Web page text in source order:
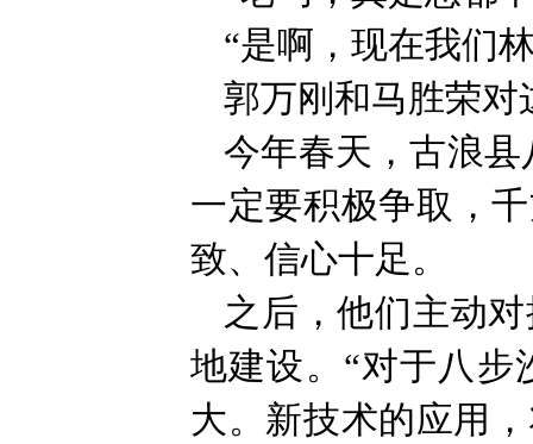
“是啊，现在我们
郭万刚和马胜荣对
今年春天，古浪
一定要积极争取，
致、信心十足。
之后，他们主动
地建设。“对于八步
大。新技术的应用